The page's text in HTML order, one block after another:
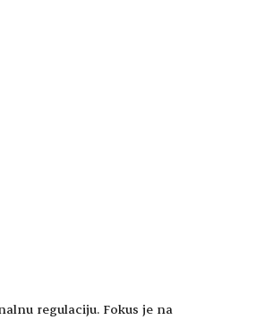
regulaciju. Fokus je na